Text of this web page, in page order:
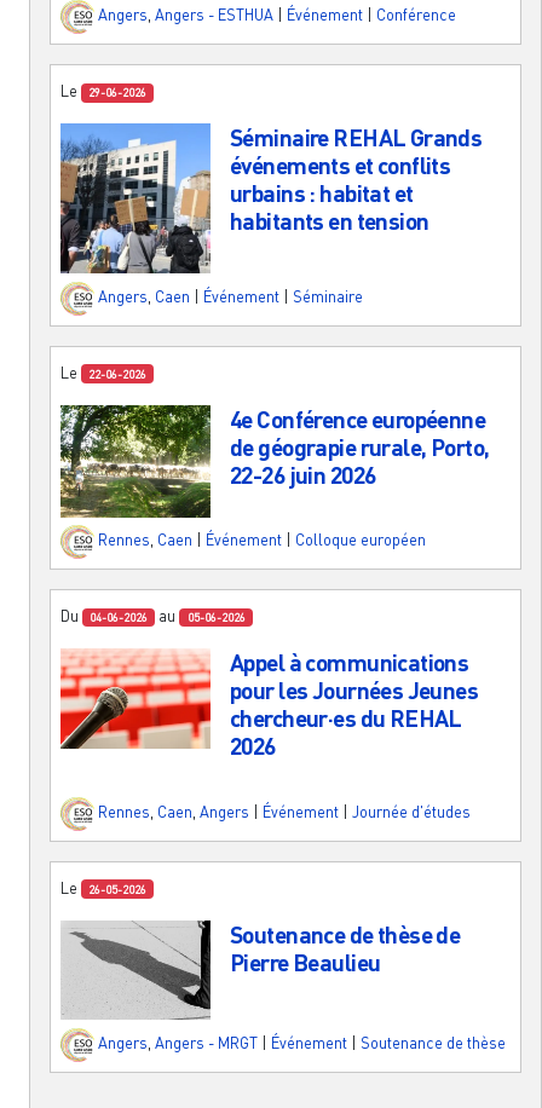
Angers, Angers - ESTHUA Événement Conférence
Le 29-06-2026
Séminaire REHAL Grands
événements et conflits
urbains : habitat et
habitants en tension
Angers Caen Événement Séminaire
Le 22-06-2026
4e Conférence européenne
de géograpie rurale, Porto,
22-26 juin 2026
Rennes, Caen Événement Colloque européen
Du 04-06-2026 au 05-06-2026
Appel à communications
pour les Journées Jeunes
chercheur·es du REHAL
2026
Rennes Caen Angers Événement Journée d'études
Le 26-05-2026
Soutenance de thèse de
Pierre Beaulieu
Angers Angers - MRGT Événement Soutenance de thèse